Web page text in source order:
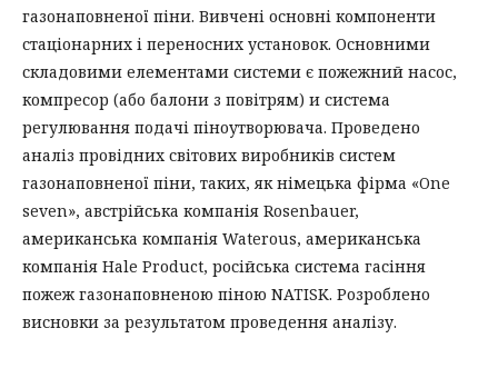
газонаповненої піни. Вивчені основні компоненти
стаціонарних і переносних установок. Основними
складовими елементами системи є пожежний насос,
компресор (або балони з повітрям) и система
регулювання подачі піноутворювача. Проведено
аналіз провідних світових виробників систем
газонаповненої піни, таких, як німецька фірма «One
seven», австрійська компанія Rosenbauer,
американська компанія Waterous, американська
компанія Hale Product, російська система гасіння
пожеж газонаповненою піною NATISK. Розроблено
висновки за результатом проведення аналізу.